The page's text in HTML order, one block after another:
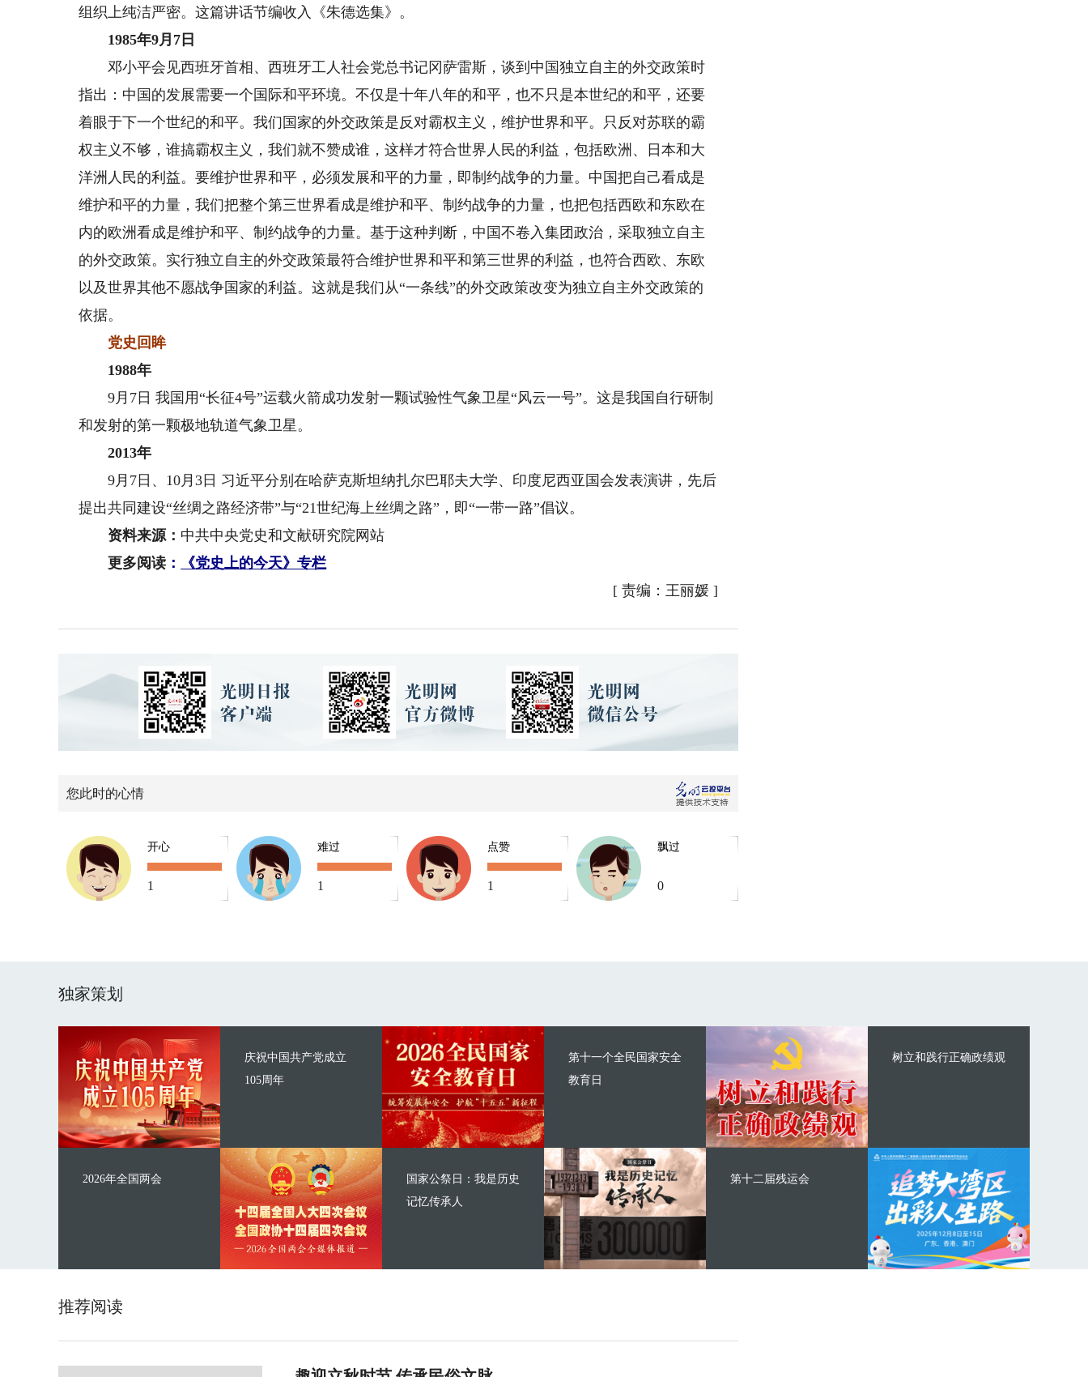
组织上纯洁严密。这篇讲话节编收入《朱德选集》。
1985年9月7日
邓小平会见西班牙首相、西班牙工人社会党总书记冈萨雷斯，谈到中国独立自主的外交政策时
指出：中国的发展需要一个国际和平环境。不仅是十年八年的和平，也不只是本世纪的和平，还要
着眼于下一个世纪的和平。我们国家的外交政策是反对霸权主义，维护世界和平。只反对苏联的霸
权主义不够，谁搞霸权主义，我们就不赞成谁，这样才符合世界人民的利益，包括欧洲、日本和大
洋洲人民的利益。要维护世界和平，必须发展和平的力量，即制约战争的力量。中国把自己看成是
维护和平的力量，我们把整个第三世界看成是维护和平、制约战争的力量，也把包括西欧和东欧在
内的欧洲看成是维护和平、制约战争的力量。基于这种判断，中国不卷入集团政治，采取独立自主
的外交政策。实行独立自主的外交政策最符合维护世界和平和第三世界的利益，也符合西欧、东欧
以及世界其他不愿战争国家的利益。这就是我们从“一条线”的外交政策改变为独立自主外交政策的
依据。
党史回眸
1988年
9月7日 我国用“长征4号”运载火箭成功发射一颗试验性气象卫星“风云一号”。这是我国自行研制
和发射的第一颗极地轨道气象卫星。
2013年
9月7日、10月3日 习近平分别在哈萨克斯坦纳扎尔巴耶夫大学、印度尼西亚国会发表演讲，先后
提出共同建设“丝绸之路经济带”与“21世纪海上丝绸之路”，即“一带一路”倡议。
资料来源： 中共中央党史和文献研究院网站
更多阅读 ：
《党史上的今天》专栏
[ 责编：王丽媛]
您此时的心情
开心
1
难过
1
点赞
1
飘过
0
独家策划
庆祝中国共产党成立
105周年
2026年全国两会
第十一个全民国家安全
教育日
国家公祭日：我是历史
记忆传承人
树立和践行正确政绩观
第十二届残运会
推荐阅读